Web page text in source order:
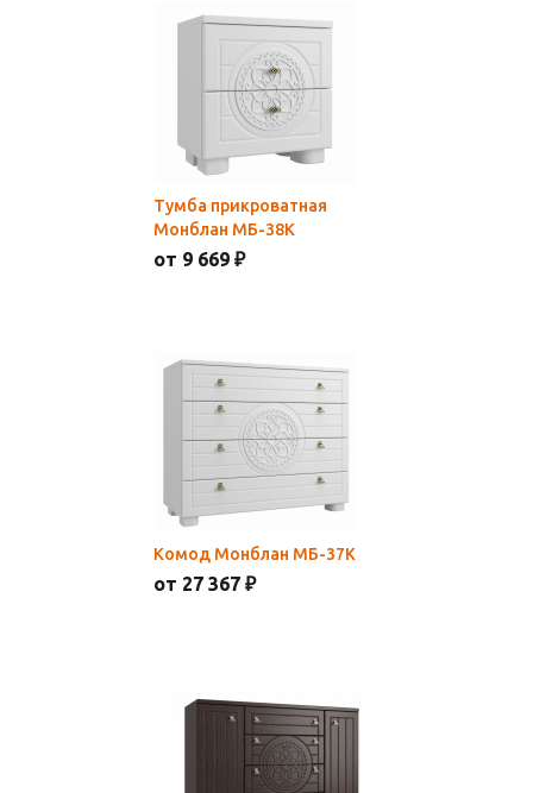
Тумба прикроватная
Монблан МБ-38К
от 9 669 ₽
Комод Монблан МБ-37К
от 27 367 ₽